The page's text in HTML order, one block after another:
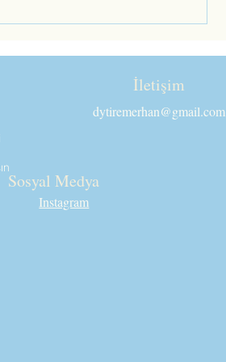
İletişim
dytiremerhan@gmail.com
Sosyal Medya
Instagram